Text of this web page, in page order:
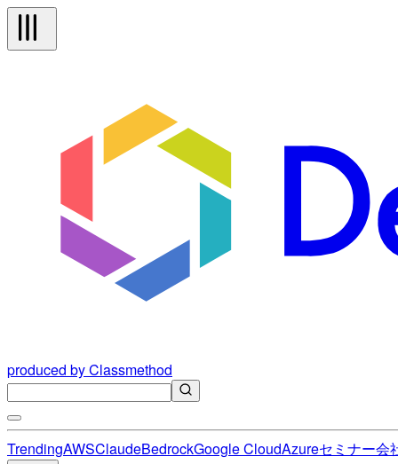
produced by Classmethod
TrendingAWSClaudeBedrockGoogle CloudAzureセミナー会